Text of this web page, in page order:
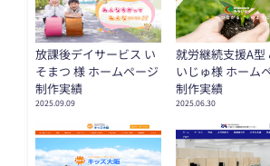
放課後デイサービス い
そまつ 様 ホームページ
制作実績
2025.09.09
就労継続支援A型
いじゅ様 ホーム
制作実績
2025.06.30